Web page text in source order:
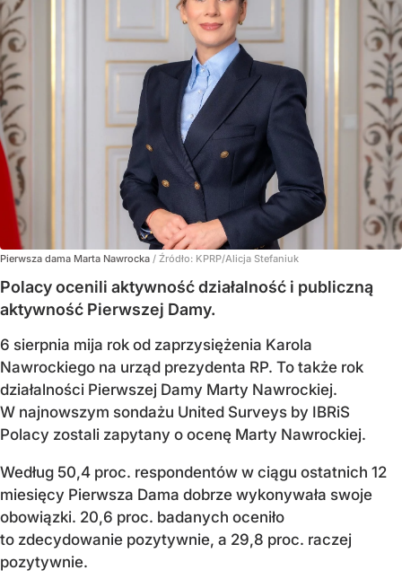
Pierwsza dama Marta Nawrocka / Źródło: KPRP/Alicja Stefaniuk
Polacy ocenili aktywność działalność i publiczną
aktywność Pierwszej Damy.
6 sierpnia mija rok od zaprzysiężenia Karola
Nawrockiego na urząd prezydenta RP. To także rok
działalności Pierwszej Damy Marty Nawrockiej.
W najnowszym sondażu United Surveys by IBRiS
Polacy zostali zapytany o ocenę Marty Nawrockiej.
Według 50,4 proc. respondentów w ciągu ostatnich 12
miesięcy Pierwsza Dama dobrze wykonywała swoje
obowiązki. 20,6 proc. badanych oceniło
to zdecydowanie pozytywnie, a 29,8 proc. raczej
pozytywnie.